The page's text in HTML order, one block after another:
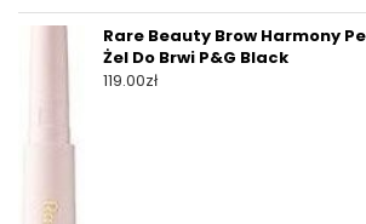
Rare Beauty Brow Harmony
Żel Do Brwi P&G Black
119.00zł